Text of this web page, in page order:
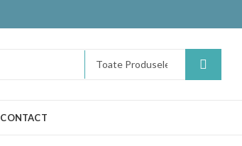
CONTACT